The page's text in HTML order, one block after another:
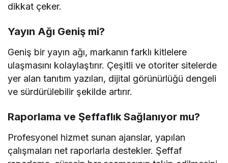
dikkat çeker.
Yayın Ağı Geniş mi?
Geniş bir yayın ağı, markanın farklı kitlelere
ulaşmasını kolaylaştırır. Çeşitli ve otoriter sitelerde
yer alan tanıtım yazıları, dijital görünürlüğü dengeli
ve sürdürülebilir şekilde artırır.
Raporlama ve Şeffaflık Sağlanıyor mu?
Profesyonel hizmet sunan ajanslar, yapılan
çalışmaları net raporlarla destekler. Şeffaf